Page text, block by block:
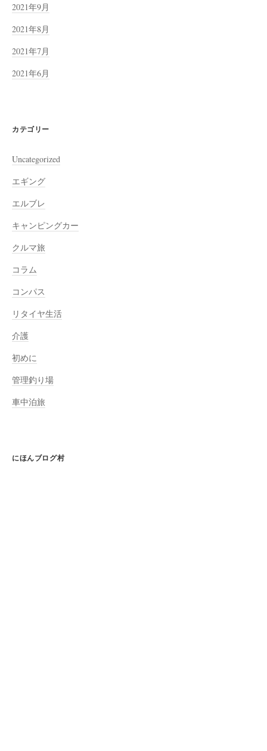
2021年9月
2021年8月
2021年7月
2021年6月
カテゴリー
Uncategorized
エギング
エルブレ
キャンピングカー
クルマ旅
コラム
コンパス
リタイヤ生活
介護
初めに
管理釣り場
車中泊旅
にほんブログ村